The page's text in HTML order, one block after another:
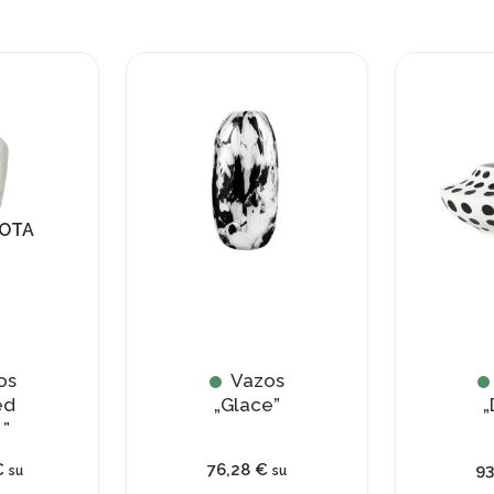
su
Vazos
„Glace”
76,28 € su